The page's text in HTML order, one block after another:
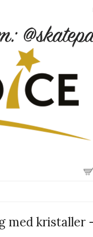
med kristaller